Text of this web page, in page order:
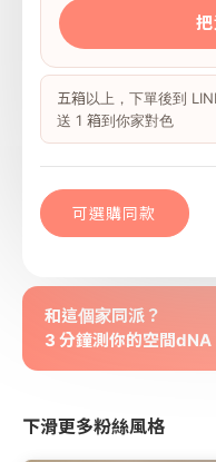
五箱以上，下單後到
送 1 箱到你家對色
可選購同款
和這個家同派？
3 分鐘測你的空間dNA
下滑更多粉絲風格